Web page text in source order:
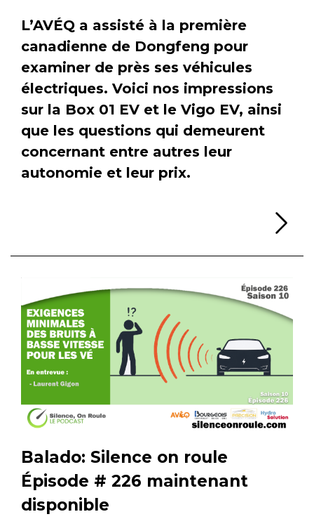
L’AVÉQ a assisté à la première
canadienne de Dongfeng pour
examiner de près ses véhicules
électriques. Voici nos impressions
sur la Box 01 EV et le Vigo EV, ainsi
que les questions qui demeurent
concernant entre autres leur
autonomie et leur prix.
Balado: Silence on roule
Épisode # 226 maintenant
disponible